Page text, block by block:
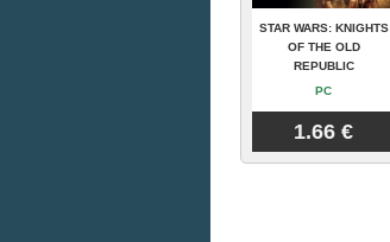
STAR WARS: KNIGHTS
OF THE OLD
REPUBLIC
PC
1.66 €